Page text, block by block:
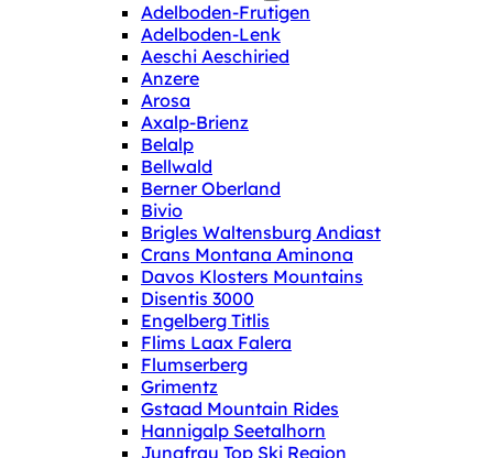
Adelboden-Frutigen
Adelboden-Lenk
Aeschi Aeschiried
Anzere
Arosa
Axalp-Brienz
Belalp
Bellwald
Berner Oberland
Bivio
Brigles Waltensburg Andiast
Crans Montana Aminona
Davos Klosters Mountains
Disentis 3000
Engelberg Titlis
Flims Laax Falera
Flumserberg
Grimentz
Gstaad Mountain Rides
Hannigalp Seetalhorn
Jungfrau Top Ski Region